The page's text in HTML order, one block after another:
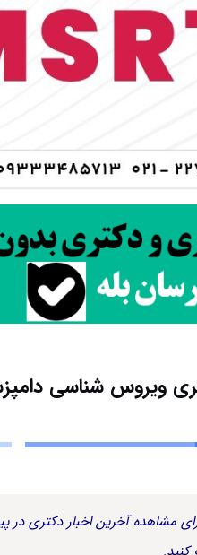
وﻳﺮوس ﺷﻨﺎسی
مشاهده آخرین اخبار دکتری در